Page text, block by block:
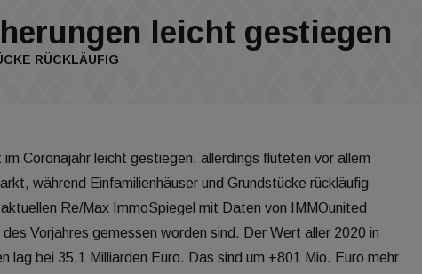
leicht gestiegen
RÜCKLÄUFIG
im Coronajahr leicht gestiegen, allerdings fluteten vor allem
während Einfamilienhäuser und Grundstücke rückläufig
Re/Max ImmoSpiegel mit Daten von IMMOunited
Vorjahres gemessen worden sind. Der Wert aller 2020 in
lag bei 35,1 Milliarden Euro. Das sind um +801 Mio. Euro mehr